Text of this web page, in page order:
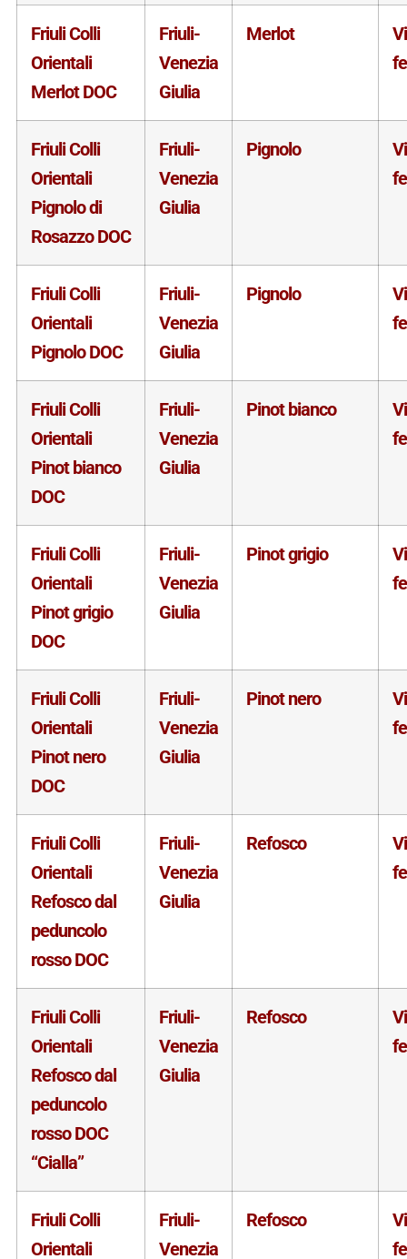
Friuli Colli
Orientali
Merlot DOC
Friuli-
Venezia
Giulia
Merlot
Friuli Colli
Orientali
Pignolo di
Rosazzo DOC
Friuli-
Venezia
Giulia
Pignolo
Friuli Colli
Orientali
Pignolo DOC
Friuli-
Venezia
Giulia
Pignolo
Friuli Colli
Orientali
Pinot bianco
DOC
Friuli-
Venezia
Giulia
Pinot bianco
Friuli Colli
Orientali
Pinot grigio
DOC
Friuli-
Venezia
Giulia
Pinot grigio
Friuli Colli
Orientali
Pinot nero
DOC
Friuli-
Venezia
Giulia
Pinot nero
Friuli Colli
Orientali
Refosco dal
peduncolo
rosso DOC
Friuli-
Venezia
Giulia
Refosco
Friuli Colli
Orientali
Refosco dal
peduncolo
rosso DOC
“Cialla”
Friuli-
Venezia
Giulia
Refosco
Friuli Colli
Orientali
Friuli-
Venezia
Refosco